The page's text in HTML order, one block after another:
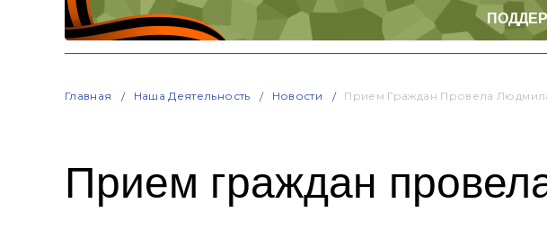
Главная Наша Деятельность Новости Прием Граждан Провела
Прием граждан